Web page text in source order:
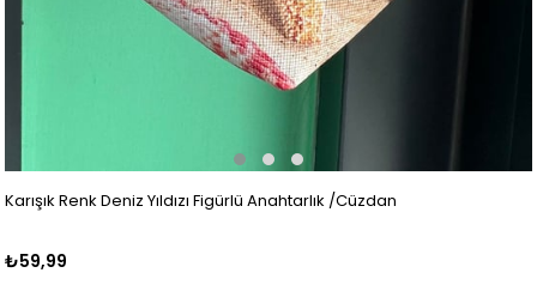
Karışık Renk Deniz Yıldızı Figürlü Anahtarlık /Cüzdan
₺59,99